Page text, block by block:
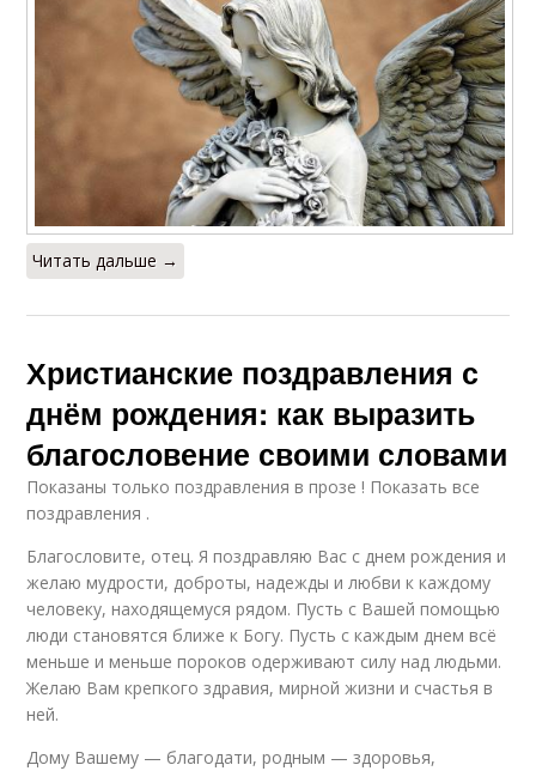
Читать дальше →
Христианские поздравления с
днём рождения: как выразить
благословение своими словами
Показаны только поздравления в прозе ! Показать все
поздравления .
Благословите, отец. Я поздравляю Вас с днем рождения и
желаю мудрости, доброты, надежды и любви к каждому
человеку, находящемуся рядом. Пусть с Вашей помощью
люди становятся ближе к Богу. Пусть с каждым днем всё
меньше и меньше пороков одерживают силу над людьми.
Желаю Вам крепкого здравия, мирной жизни и счастья в
ней.
Дому Вашему — благодати, родным — здоровья,